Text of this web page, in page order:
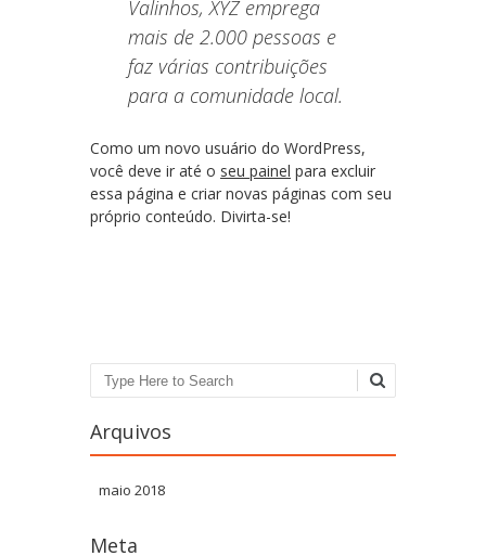
Valinhos, XYZ emprega
mais de 2.000 pessoas e
faz várias contribuições
para a comunidade local.
Como um novo usuário do WordPress,
você deve ir até o seu painel para excluir
essa página e criar novas páginas com seu
próprio conteúdo. Divirta-se!
Pesquisa
Arquivos
maio 2018
Meta